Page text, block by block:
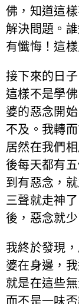
佛，知道這
解決問題。
有懺悔！這
接下來的日
這樣不是學
婆的惡念開
不及。我轉
居然在我們
後每天都有
到有惡念，
三聲就走神
後，惡念就少
我終於發現
婆在身邊，
就是在這些
而不是一味